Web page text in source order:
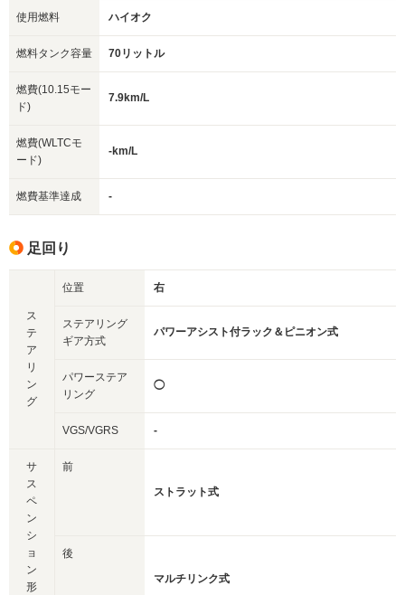
使用燃料 ハイオク
燃料タンク容量 70リットル
燃費(10.15モー
ド)
7.9km/L
燃費(WLTCモ
ード)
-km/L
燃費基準達成 -
足回り
ス
テ
ア
リ
ン
グ
位置 右
ステアリング
ギア方式
パワーアシスト付ラック＆ピニオン式
パワーステア
リング
◯
VGS/VGRS -
サ
ス
ペ
ン
シ
ョ
ン
形
前
ストラット式
後
マルチリンク式